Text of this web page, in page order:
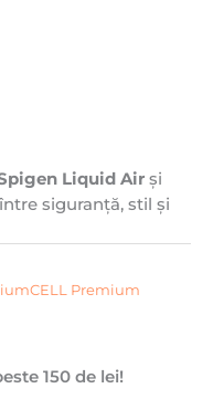
Liquid Air și
siguranță, stil și
Premium
150 de lei!